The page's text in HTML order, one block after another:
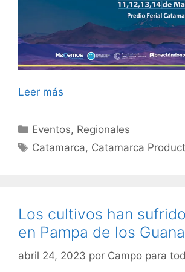
Leer más
Categorías
Eventos, Regionales
Etiquetas
Catamarca, Catamarca
Los cultivos han
en Pampa de los
abril 24, 2023 por Campo para